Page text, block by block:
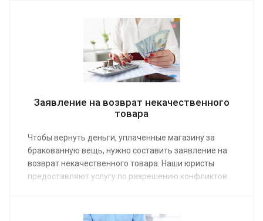
Заявление на возврат некачественного
товара
Чтобы вернуть деньги, уплаченные магазину за
бракованную вещь, нужно составить заявление на
возврат некачественного товара. Наши юристы
предоставляют услугу по разрешению конфликтов
получить свои деньги. Средняя стоимость работы